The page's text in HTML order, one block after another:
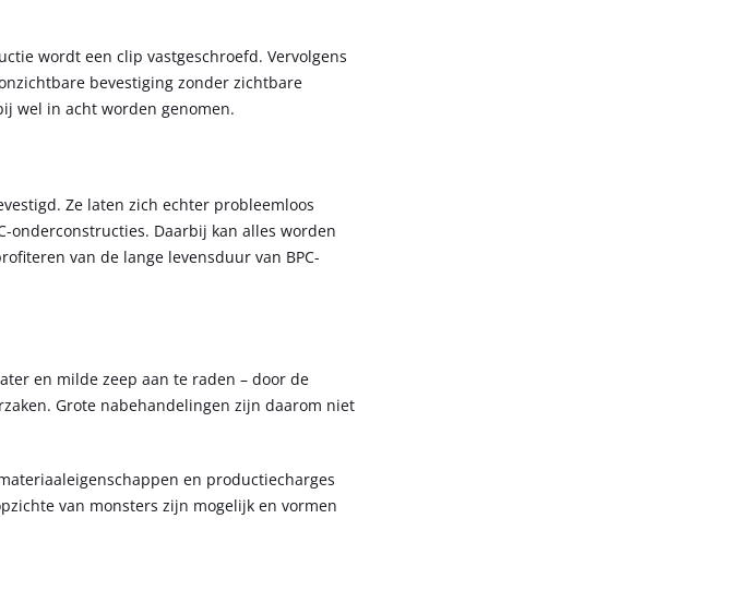
wordt een clip vastgeschroefd. Vervolgens
bevestiging zonder zichtbare
wel in acht worden genomen.
Ze laten zich echter probleemloos
onderconstructies. Daarbij kan alles worden
van de lange levensduur van BPC-
en milde zeep aan te raden – door de
Grote nabehandelingen zijn daarom niet
en productiecharges
van monsters zijn mogelijk en vormen